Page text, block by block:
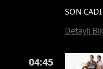
SON CADI
Detaylı
04:45